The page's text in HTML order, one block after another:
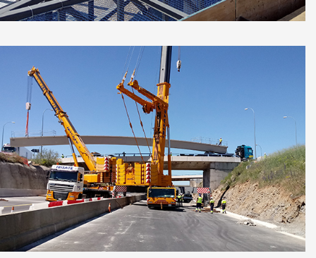
Demarcacion Carreteras del Estado,
Castilla y León